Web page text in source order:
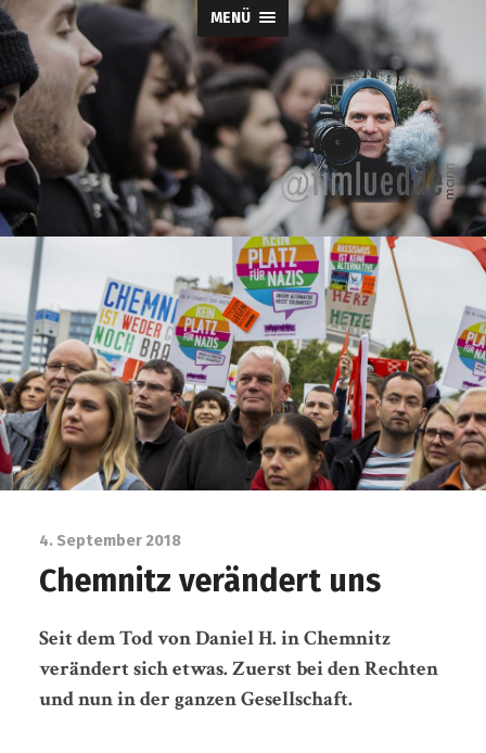
MENÜ
Tim-
4. September 2018
Chemnitz verändert uns
Seit dem Tod von Daniel H. in Chemnitz
verändert sich etwas. Zuerst bei den Rechten
und nun in der ganzen Gesellschaft.